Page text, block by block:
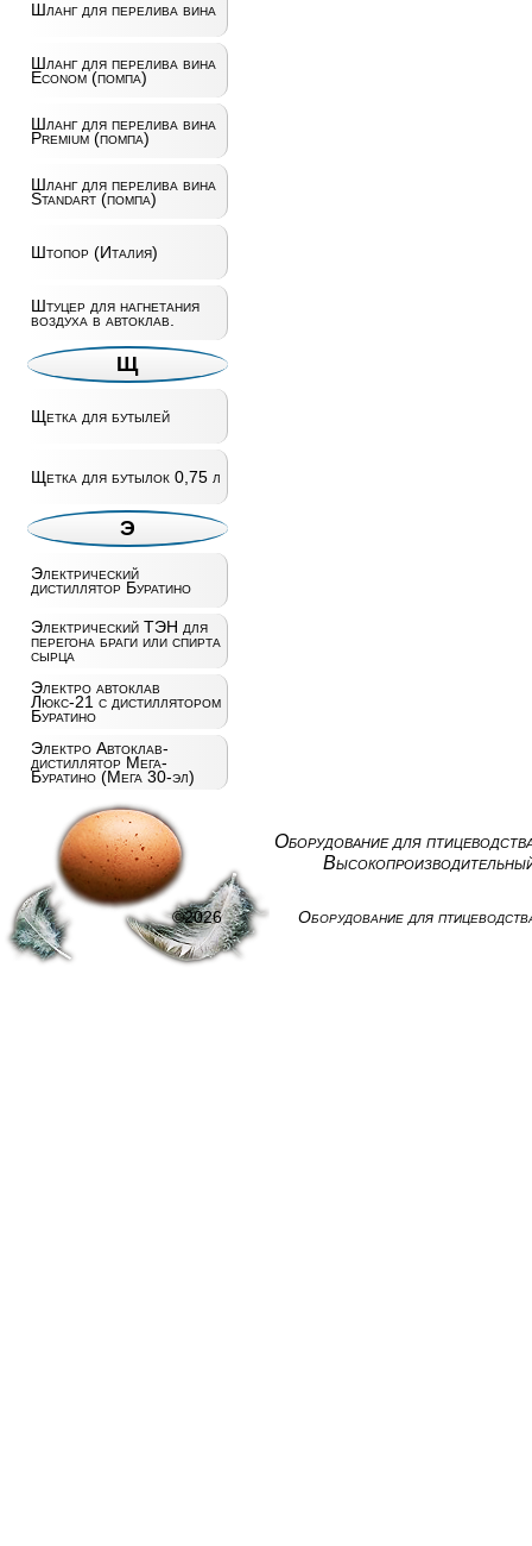
Шланг для перелива вина
Шланг для перелива вина
Econom (помпа)
Шланг для перелива вина
Premium (помпа)
Шланг для перелива вина
Standart (помпа)
Штопор (Италия)
Штуцер для нагнетания
воздуха в автоклав.
Щ
Щетка для бутылей
Щетка для бутылок 0,75 л
Э
Электрический
дистиллятор Буратино
Электрический ТЭН для
перегона браги или спирта
сырца
Электро автоклав
Люкс-21 с дистиллятором
Буратино
Электро Автоклав-
дистиллятор Мега-
Буратино (Мега 30-эл)
Оборудование для
©2026 Оборудование для